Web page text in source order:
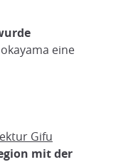
eine
Gifu
mit der